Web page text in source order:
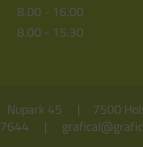
8.00 - 16.00
8.00 - 15.30
Nupark 45 7500
7644